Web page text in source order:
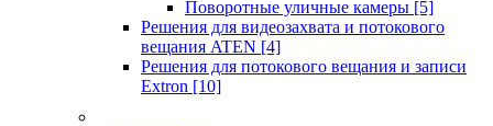
Поворотные уличные камеры [5]
Решения для видеозахвата и потокового
вещания ATEN [4]
Решения для потокового вещания и записи
Extron [10]